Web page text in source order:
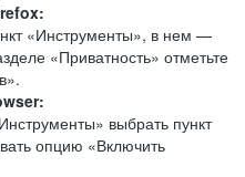
«Инструменты», в нем —
«Приватность» отметьте
выбрать пункт
опцию «Включить